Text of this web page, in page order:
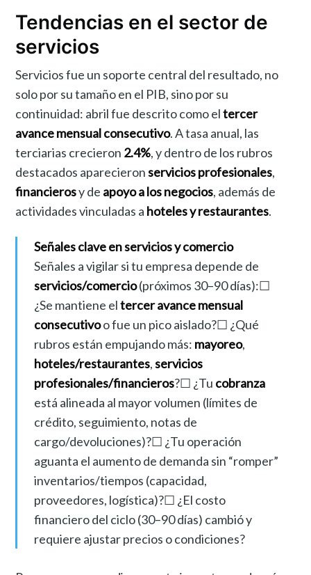
Tendencias en el sector de
servicios
Servicios fue un soporte central del resultado, no
solo por su tamaño en el PIB, sino por su
continuidad: abril fue descrito como eltercer
avance mensual consecutivo. A tasa anual, las
terciarias crecieron 2.4%, y dentro de los rubros
destacados aparecieronservicios profesionales,
financierosy de apoyo a los negocios, además de
actividades vinculadas a hoteles y restaurantes.
Señales clave en servicios y comercio
Señales a vigilar si tu empresa depende de
servicios/comercio(próximos 30–90 días):☐
¿Se mantiene eltercer avance mensual
consecutivoo fue un pico aislado?☐ ¿Qué
rubros están empujando más: mayoreo,
hoteles/restaurantes,servicios
profesionales/financieros?☐ ¿Tu cobranza
está alineada al mayor volumen (límites de
crédito, seguimiento, notas de
cargo/devoluciones)?☐ ¿Tu operación
aguanta el aumento de demanda sin “romper”
inventarios/tiempos (capacidad,
proveedores, logística)?☐ ¿El costo
financiero del ciclo (30–90 días) cambió y
requiere ajustar precios o condiciones?